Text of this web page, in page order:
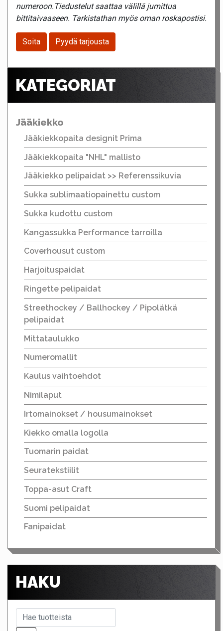
numeroon.Tiedustelut saattaa välillä jumittua
bittitaivaaseen. Tarkistathan myös oman roskapostisi.
Soita Pyydä tarjousta
KATEGORIAT
Jääkiekko
Jääkiekkopaita designit Prima
Jääkiekkopaita "NHL" mallisto
Jääkiekko pelipaidat >> Referenssikuvia
Sukka sublimaatiopainettu custom
Sukka kudottu custom
Kangassukka Performance tarroilla
Coverhousut custom
Harjoituspaidat
Ringette pelipaidat
Streethockey / Ballhockey / Pipolätkä
pelipaidat
Mittataulukko
Numeromallit
Kaulus vaihtoehdot
Nimilaput
Irtomainokset / housumainokset
Kiekko omalla logolla
Tuomarin paidat
Seuratekstiilit
Toppa-asut Craft
Suomi pelipaidat
Fanipaidat
HAKU